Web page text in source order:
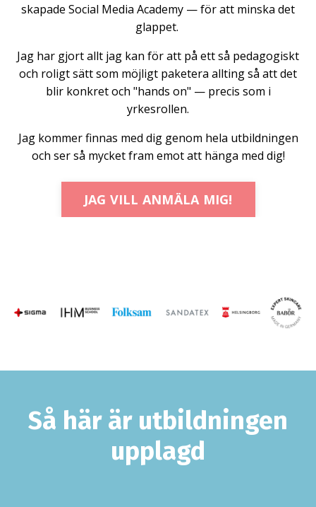
skapade Social Media Academy — för att minska det
glappet.
Jag har gjort allt jag kan för att på ett så pedagogiskt
och roligt sätt som möjligt paketera allting så att det
blir konkret och "hands on" — precis som i
yrkesrollen.
Jag kommer finnas med dig genom hela utbildningen
och ser så mycket fram emot att hänga med dig!
JAG VILL ANMÄLA MIG!
Så här är utbildningen
upplagd